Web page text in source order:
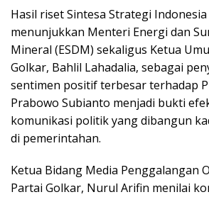
Hasil riset Sintesa Strategi Indonesia
menunjukkan Menteri Energi dan
Mineral (ESDM) sekaligus Ketua
Golkar, Bahlil Lahadalia, sebagai
sentimen positif terbesar terhadap
Prabowo Subianto menjadi bukti
komunikasi politik yang dibangun
di pemerintahan.
Ketua Bidang Media Penggalangan
Partai Golkar, Nurul Arifin menilai